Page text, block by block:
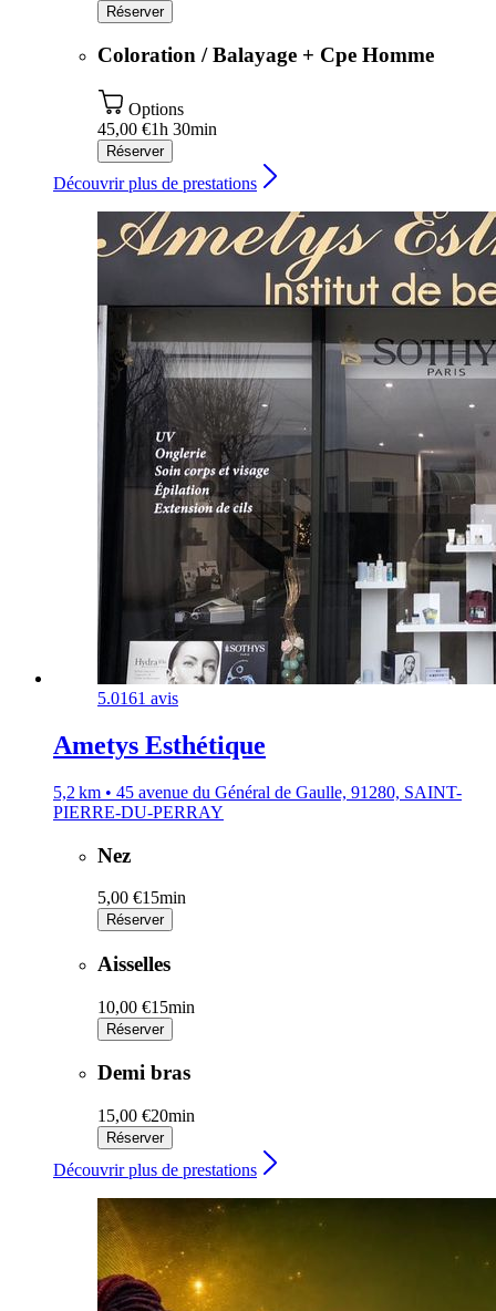
Réserver
Coloration / Balayage + Cpe Homme
Options
45,00 €1h 30min
Réserver
Découvrir plus de prestations
5.0161 avis
Ametys Esthétique
5,2 km • 45 avenue du Général de Gaulle, 91280, SAINT-
PIERRE-DU-PERRAY
Nez
5,00 €15min
Réserver
Aisselles
10,00 €15min
Réserver
Demi bras
15,00 €20min
Réserver
Découvrir plus de prestations